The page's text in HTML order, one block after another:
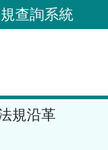
查詢系統
規沿革